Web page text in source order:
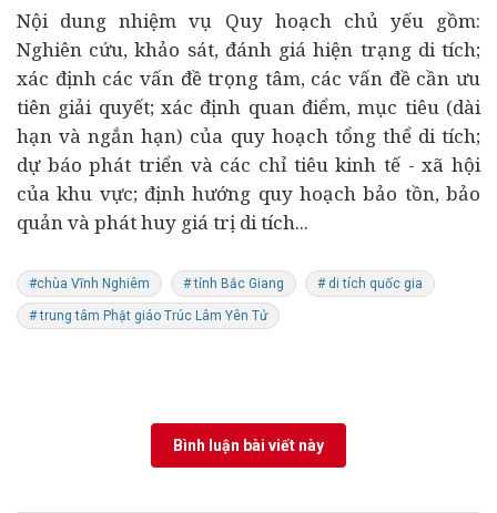
Nội dung nhiệm vụ Quy hoạch chủ yếu gồm:
Nghiên cứu, khảo sát, đánh giá hiện trạng di tích;
xác định các vấn đề trọng tâm, các vấn đề cần ưu
tiên giải quyết; xác định quan điểm, mục tiêu (dài
hạn và ngắn hạn) của quy hoạch tổng thể di tích;
dự báo phát triển và các chỉ tiêukinh tế - xã hội
của khu vực; định hướng quy hoạch bảo tồn, bảo
quản và phát huy giá trị di tích...
#chùa Vĩnh Nghiêm # tỉnh Bắc Giang # di tích quốc gia
# trung tâm Phật giáo Trúc Lâm Yên Tử
Bình luận bài viết này